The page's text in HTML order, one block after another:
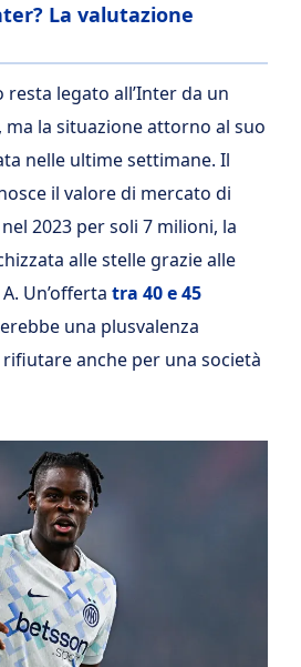
La valutazione
legato all’Inter da un
la situazione attorno al suo
nelle ultime settimane. Il
il valore di mercato di
2023 per soli 7 milioni, la
alle stelle grazie alle
Un’offerta tra 40 e 45
una plusvalenza
anche per una società